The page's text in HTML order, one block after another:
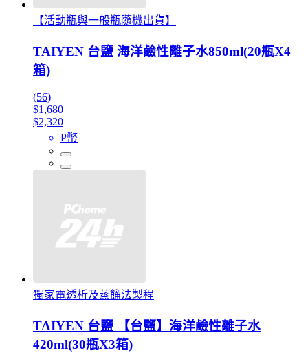
【活動瓶與一般瓶隨機出貨】
TAIYEN 台鹽 海洋鹼性離子水850ml(20瓶X4
箱)
(56)
$1,680
$2,320
P幣
獨家電透析及蒸餾法製程
TAIYEN 台鹽 【台鹽】海洋鹼性離子水
420ml(30瓶X3箱)